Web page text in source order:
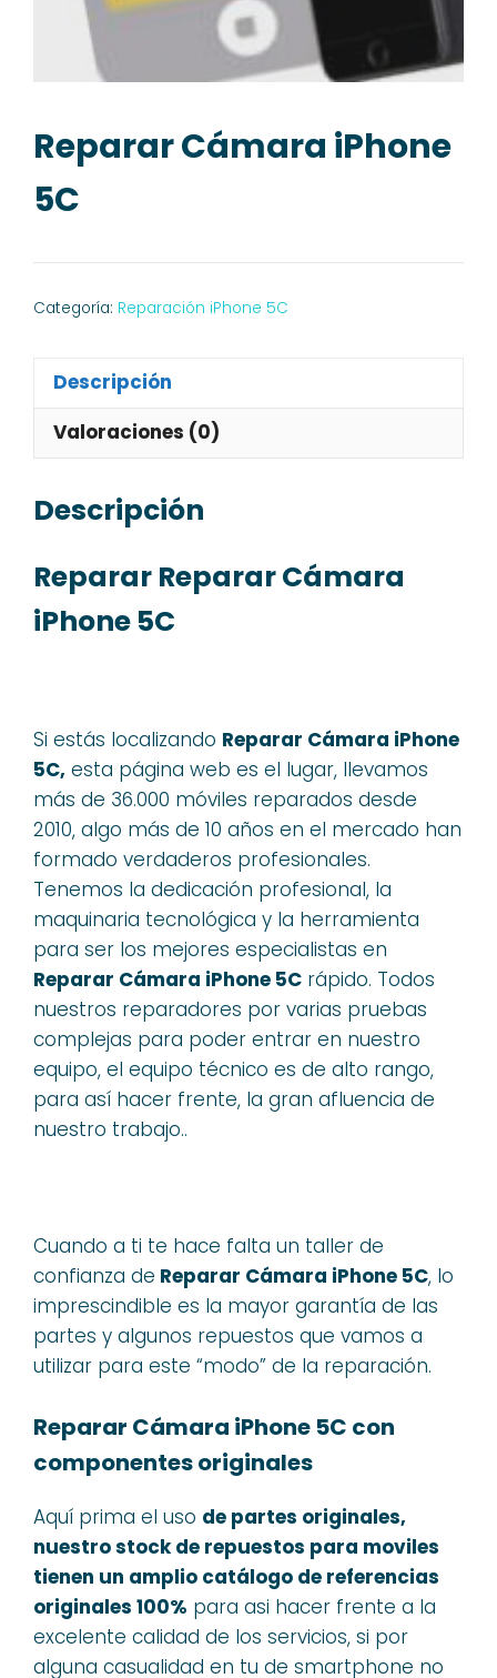
Reparar Cámara iPhone
5C
Categoría: Reparación iPhone 5C
Descripción
Valoraciones (0)
Descripción
Reparar Reparar Cámara
iPhone 5C
Si estás localizando Reparar Cámara iPhone
5C, esta página web es el lugar, llevamos
más de 36.000 móviles reparados desde
2010, algo más de 10 años en el mercado han
formado verdaderos profesionales.
Tenemos la dedicación profesional, la
maquinaria tecnológica y la herramienta
para ser los mejores especialistas en
Reparar Cámara iPhone 5C rápido. Todos
nuestros reparadores por varias pruebas
complejas para poder entrar en nuestro
equipo, el equipo técnico es de alto rango,
para así hacer frente, la gran afluencia de
nuestro trabajo..
Cuando a ti te hace falta un taller de
confianza de Reparar Cámara iPhone 5C, lo
imprescindible es la mayor garantía de las
partes y algunos repuestos que vamos a
utilizar para este “modo” de la reparación.
Reparar Cámara iPhone 5C con
componentes originales
Aquí prima el uso de partes originales,
nuestro stock de repuestos para moviles
tienen un amplio catálogo de referencias
originales 100% para asi hacer frente a la
excelente calidad de los servicios, si por
alguna casualidad en tu de smartphone no